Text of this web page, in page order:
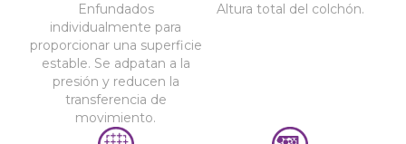
Enfundados
individualmente para
proporcionar una superficie
estable. Se adpatan a la
presión y reducen la
transferencia de
movimiento.
Altura total del colchón.